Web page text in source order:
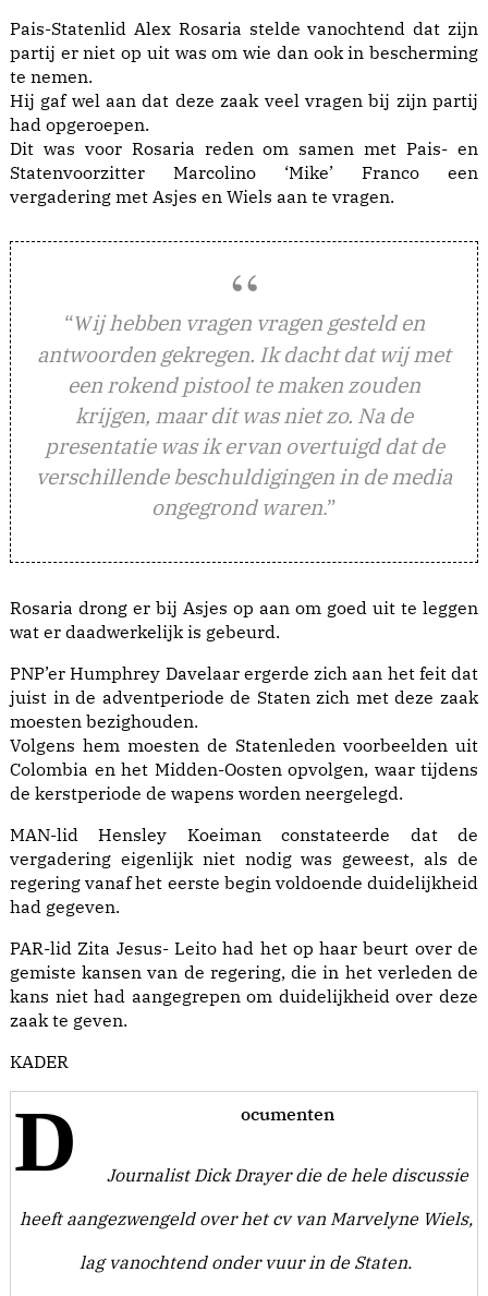
Pais-Statenlid Alex Rosaria stelde vanochtend dat zijn
partij er niet op uit was om wie dan ook in bescherming
te nemen.
Hij gaf wel aan dat deze zaak veel vragen bij zijn partij
had opgeroepen.
Dit was voor Rosaria reden om samen met Pais- en
Statenvoorzitter Marcolino ‘Mike’ Franco een
vergadering met Asjes en Wiels aan te vragen.
“Wij hebben vragen vragen gesteld en
antwoorden gekregen. Ik dacht dat wij met
een rokend pistool te maken zouden
krijgen, maar dit was niet zo. Na de
presentatie was ik ervan overtuigd dat de
verschillende beschuldigingen in de media
ongegrond waren.”
Rosaria drong er bij Asjes op aan om goed uit te leggen
wat er daadwerkelijk is gebeurd.
PNP’er Humphrey Davelaar ergerde zich aan het feit dat
juist in de adventperiode de Staten zich met deze zaak
moesten bezighouden.
Volgens hem moesten de Statenleden voorbeelden uit
Colombia en het Midden-Oosten opvolgen, waar tijdens
de kerstperiode de wapens worden neergelegd.
MAN-lid Hensley Koeiman constateerde dat de
vergadering eigenlijk niet nodig was geweest, als de
regering vanaf het eerste begin voldoende duidelijkheid
had gegeven.
PAR-lid Zita Jesus- Leito had het op haar beurt over de
gemiste kansen van de regering, die in het verleden de
kans niet had aangegrepen om duidelijkheid over deze
zaak te geven.
KADER
D ocumenten
Journalist Dick Drayer die de hele discussie
heeft aangezwengeld over het cv van Marvelyne Wiels,
lag vanochtend onder vuur in de Staten.